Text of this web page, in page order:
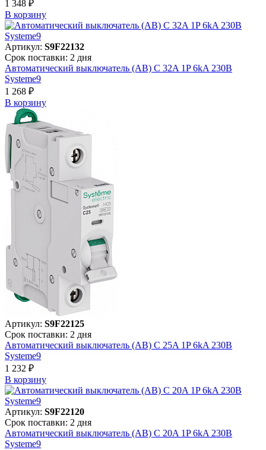
1 348 ₽
В корзинy
Артикул: S9F22132
Срок поставки: 2 дня
Автоматический выключатель (АВ) C 32A 1P 6kA 230В
Systeme9
1 268 ₽
В корзинy
Артикул: S9F22125
Срок поставки: 2 дня
Автоматический выключатель (АВ) C 25A 1P 6kA 230В
Systeme9
1 232 ₽
В корзинy
Артикул: S9F22120
Срок поставки: 2 дня
Автоматический выключатель (АВ) C 20A 1P 6kA 230В
Systeme9